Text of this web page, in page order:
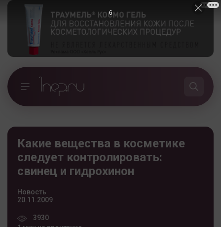
Какие вещества в косметике
следует контролировать:
свинец и гидрохинон
Новость
20.11.2009
3930
5